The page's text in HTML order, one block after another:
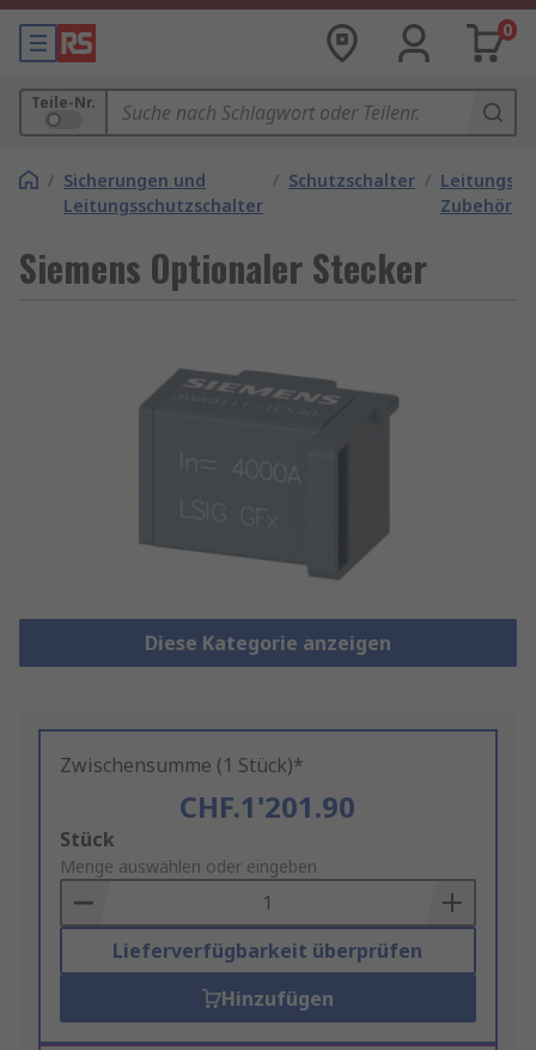
0
Teile-Nr.
/ Sicherungen und
Leitungsschutzschalter
/ Schutzschalter /
Zubehör
Siemens Optionaler Stecker
Diese Kategorie anzeigen
Zwischensumme (1 Stück)*
CHF.1'201.90
Add
to
Basket
Stück
Menge auswählen oder eingeben
Lieferverfügbarkeit überprüfen
Hinzufügen